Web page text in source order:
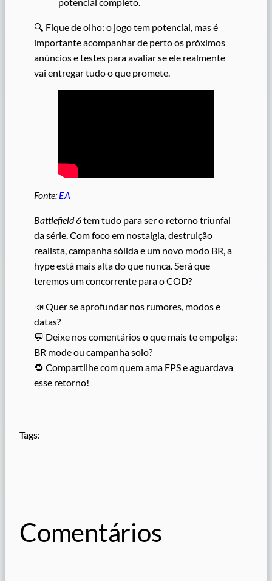
🔍 Fique de olho: o jogo tem potencial, mas é
importante acompanhar de perto os próximos
anúncios e testes para avaliar se ele realmente
vai entregar tudo o que promete.
Fonte: EA
Battlefield 6tem tudo para ser o retorno triunfal
da série. Com foco em nostalgia, destruição
realista, campanha sólida e um novo modo BR, a
hype está mais alta do que nunca. Será que
teremos um concorrente para o COD?
📣 Quer se aprofundar nos rumores, modos e
datas?
💬 Deixe nos comentários o que mais te empolga:
BR mode ou campanha solo?
🔁 Compartilhe com quem ama FPS e aguardava
esse retorno!
Tags:
Comentários